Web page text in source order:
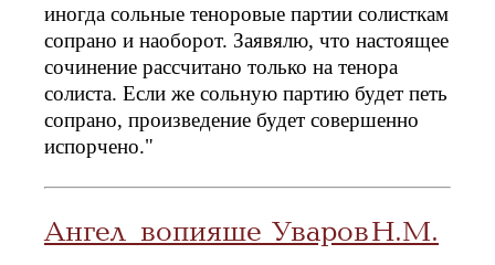
иногда сольные теноровые партии солисткам
сопрано и наоборот. Заявялю, что настоящее
сочинение рассчитано только на тенора
солиста. Если же сольную партию будет петь
сопрано, произведение будет совершенно
испорчено."
Ангел вопияше Уваров Н.М.